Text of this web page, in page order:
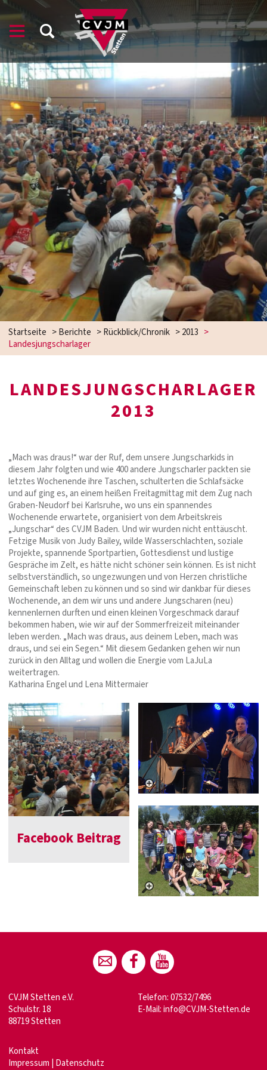
Startseite >Berichte >Rückblick/Chronik >2013 >
Landesjungscharlager
LANDESJUNGSCHARLAGER
2013
„Mach was draus!“ war der Ruf, dem unsere Jungscharkids in
diesem Jahr folgten und wie 400 andere Jungscharler packten sie
letztes Wochenende ihre Taschen, schulterten die Schlafsäcke
und auf ging es, an einem heißen Freitagmittag mit dem Zug nach
Graben-Neudorf bei Karlsruhe, wo uns ein spannendes
Wochenende erwartete, organisiert von dem Arbeitskreis
„Jungschar“ des CVJM Baden. Und wir wurden nicht enttäuscht.
Fetzige Musik von Judy Bailey, wilde Wasserschlachten, soziale
Projekte, spannende Sportpartien, Gottesdienst und lustige
Gespräche im Zelt, es hätte nicht schöner sein können. Es ist nicht
selbstverständlich, so ungezwungen und von Herzen christliche
Gemeinschaft leben zu können und so sind wir dankbar für dieses
Wochenende, an dem wir uns und andere Jungscharen (neu)
kennenlernen durften und einen kleinen Vorgeschmack darauf
bekommen haben, wie wir auf der Sommerfreizeit miteinander
leben werden. „Mach was draus, aus deinem Leben, mach was
draus, und sei ein Segen.“ Mit diesem Gedanken gehen wir nun
zurück in den Alltag und wollen die Energie vom LaJuLa
weitertragen.
Katharina Engel und Lena Mittermaier
Facebook Beitrag
CVJM Stetten e.V.
Schulstr. 18
88719 Stetten
Telefon: 07532/7496
E-Mail:info@CVJM-Stetten.de
Kontakt
Impressum | Datenschutz